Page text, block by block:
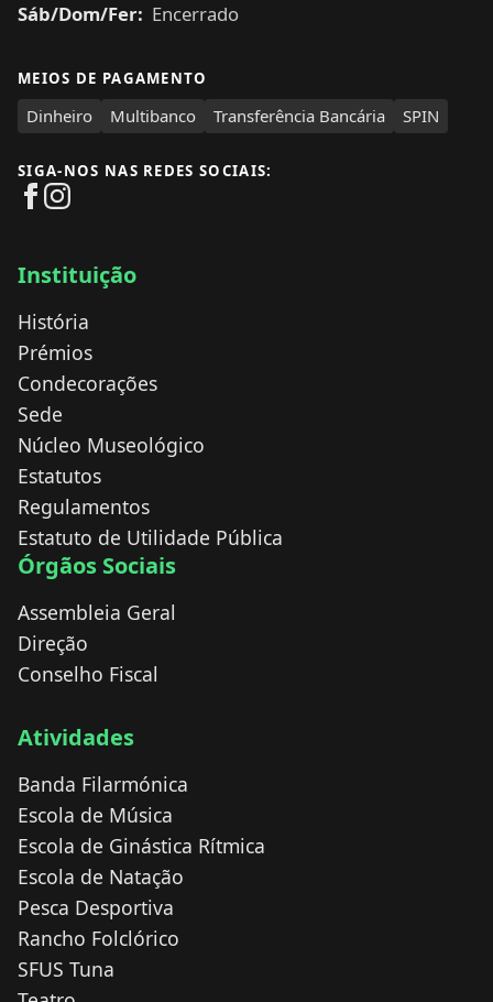
Sáb/Dom/Fer: Encerrado
MEIOS DE PAGAMENTO
Dinheiro Multibanco Transferência Bancária SPIN
SIGA-NOS NAS REDES SOCIAIS:
Instituição
História
Prémios
Condecorações
Sede
Núcleo Museológico
Estatutos
Regulamentos
Estatuto de Utilidade Pública
Órgãos Sociais
Assembleia Geral
Direção
Conselho Fiscal
Atividades
Banda Filarmónica
Escola de Música
Escola de Ginástica Rítmica
Escola de Natação
Pesca Desportiva
Rancho Folclórico
SFUS Tuna